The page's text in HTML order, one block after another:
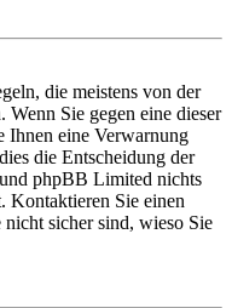
die meistens von der
Sie gegen eine dieser
Ihnen eine Verwarnung
die Entscheidung der
phpBB Limited nichts
Kontaktieren Sie einen
sicher sind, wieso Sie